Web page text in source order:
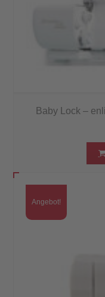
Baby Lock –
Angebot!